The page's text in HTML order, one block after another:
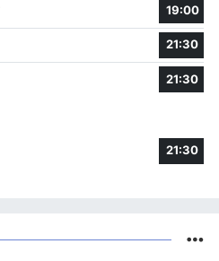
19:00
21:30
21:30
21:30